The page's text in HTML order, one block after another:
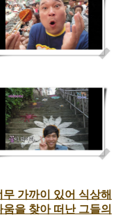
가까이 있어 식상해
을 찾아 떠난 그들의